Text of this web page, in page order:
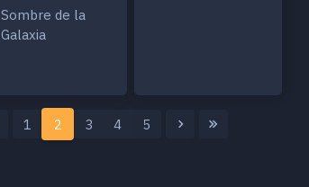
Sombre de la
Galaxia
1 2 3 4 5